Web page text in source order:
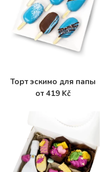
Торт эскимо для папы
от 419 Kč